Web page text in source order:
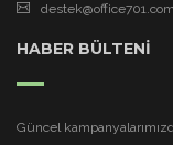
destek@office701.com
HABER BÜLTENİ
Güncel